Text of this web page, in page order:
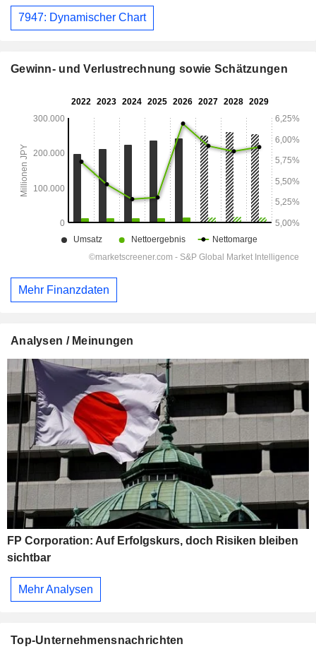
7947: Dynamischer Chart
Gewinn- und Verlustrechnung sowie Schätzungen
Mehr Finanzdaten
Analysen / Meinungen
FP Corporation: Auf Erfolgskurs, doch Risiken bleiben
sichtbar
Mehr Analysen
Top-Unternehmensnachrichten